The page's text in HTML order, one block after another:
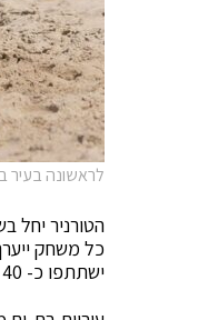
לראשונה בעיר
ישתתפו כ- 40 שחקנים, ביניהם 8 זוגות שייצגו את בת-ים בכבוד.